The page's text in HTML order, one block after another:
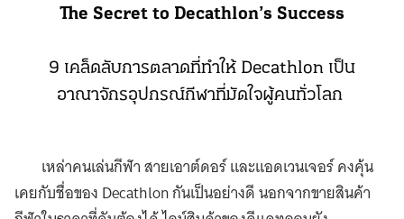
The Secret to Decathlon’s Success
9 เคล็ดลับการตลาดที่ทำให้ Decathlon เป็น
อาณาจักรอุปกรณ์กีฬาที่มัดใจผู้คนทั่วโลก
เหล่าคนเล่นกีฬา สายเอาต์ดอร์ และแอดเวนเจอร์ คงคุ้น
เคยกับชื่อของ Decathlon กันเป็นอย่างดี นอกจากขายสินค้า